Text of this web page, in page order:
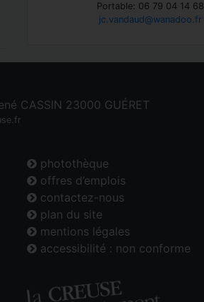
Portable: 06 79 04 14 68
jc.vandaud@wanadoo.fr
CASSIN 23000 GUÉRET
photothèque
offres d’emplois
contactez-nous
plan du site
mentions légales
accessibilité : non conforme